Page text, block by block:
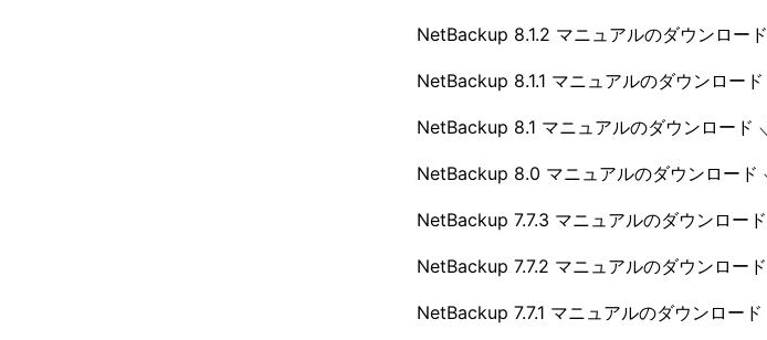
NetBackup 8.1.2 マニュアルのダウンロード
NetBackup 8.1.1 マニュアルのダウンロード
NetBackup 8.1 マニュアルのダウンロード
NetBackup 8.0 マニュアルのダウンロード
NetBackup 7.7.3 マニュアルのダウンロード
NetBackup 7.7.2 マニュアルのダウンロード
NetBackup 7.7.1 マニュアルのダウンロード